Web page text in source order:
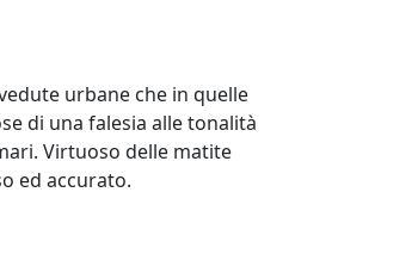
urbane che in quelle
di una falesia alle tonalità
Virtuoso delle matite
ed accurato.